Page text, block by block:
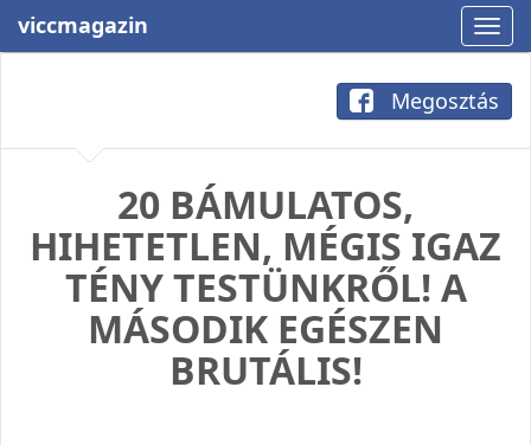
viccmagazin
Megosztás
20 BÁMULATOS,
HIHETETLEN, MÉGIS IGAZ
TÉNY TESTÜNKRŐL! A
MÁSODIK EGÉSZEN
BRUTÁLIS!